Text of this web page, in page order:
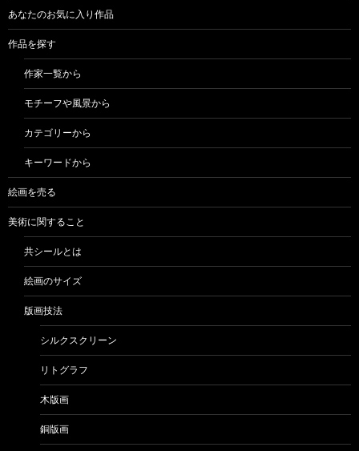
あなたのお気に入り作品
作品を探す
作家一覧から
モチーフや風景から
カテゴリーから
キーワードから
絵画を売る
美術に関すること
共シールとは
絵画のサイズ
版画技法
シルクスクリーン
リトグラフ
木版画
銅版画